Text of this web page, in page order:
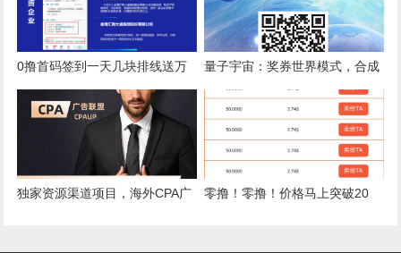
0撸首码签到一天几块排线送万
人团队收益无上限
量子宇宙：奖券世界模式，合成
得红包和光子，平台保底
独家资源渠道项目，海外CPA广
零撸！零撸！价格马上突破20
就能卖。亲测有图为证。